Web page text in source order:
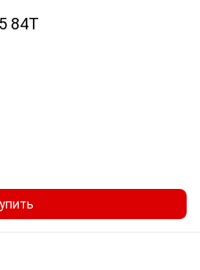
84T